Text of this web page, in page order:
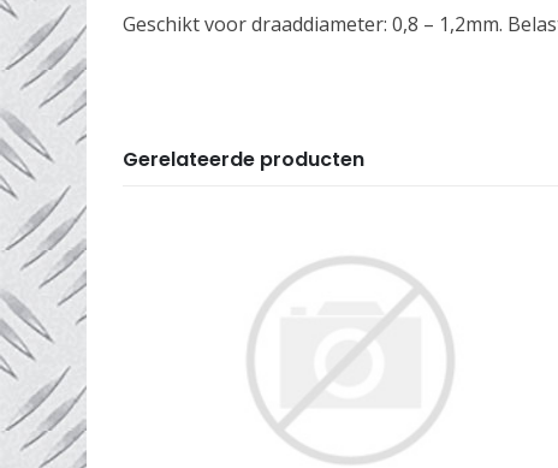
Geschikt voor draaddiameter: 0,8 – 1,2mm.
Gerelateerde producten